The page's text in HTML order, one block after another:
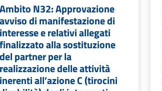
N32: Approvazione
di manifestazione di
e relativi allegati
alla sostituzione
partner per la
delle attività
all’azione C (tirocini